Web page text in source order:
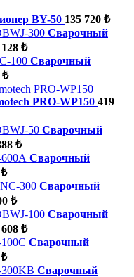
BY-50 135 720 ₺
Сварочный
₺
Сварочный
₺
PRO-WP150 419
Сварочный
₺
Сварочный
Сварочный
₺
Сварочный
₺
Сварочный
Сварочный